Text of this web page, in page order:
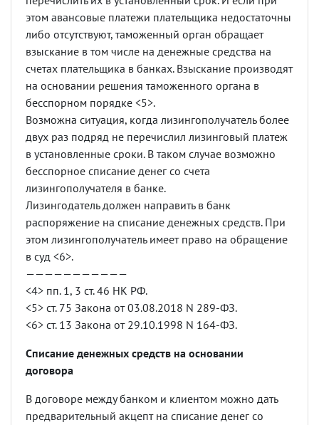
этом авансовые платежи плательщика недостаточны
либо отсутствуют, таможенный орган обращает
взыскание в том числе на денежные средства на
счетах плательщика в банках. Взыскание производят
на основании решения таможенного органа в
бесспорном порядке <5>.
Возможна ситуация, когда лизингополучатель более
двух раз подряд не перечислил лизинговый платеж
в установленные сроки. В таком случае возможно
бесспорное списание денег со счета
лизингополучателя в банке.
Лизингодатель должен направить в банк
распоряжение на списание денежных средств. При
этом лизингополучатель имеет право на обращение
в суд <6>.
———————————
<4> пп. 1, 3 ст. 46 НК РФ.
<5> ст. 75 Закона от 03.08.2018 N 289-ФЗ.
<6> ст. 13 Закона от 29.10.1998 N 164-ФЗ.
Списание денежных средств на основании
договора
В договоре между банком и клиентом можно дать
предварительный акцепт на списание денег со